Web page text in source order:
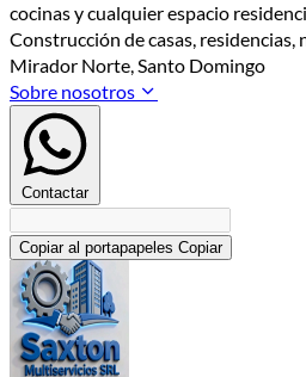
cocinas y cualquier espacio
Construcción de casas, residencias,
Mirador Norte, Santo Domingo
Sobre nosotros
Contactar
Copiar al portapapeles Copiar